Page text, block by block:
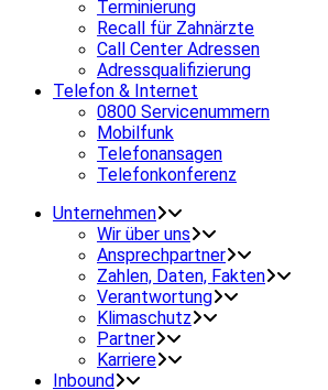
Terminierung
Recall für Zahnärzte
Call Center Adressen
Adressqualifizierung
Telefon & Internet
0800 Servicenummern
Mobilfunk
Telefonansagen
Telefonkonferenz
Unternehmen
Wir über uns
Ansprechpartner
Zahlen, Daten, Fakten
Verantwortung
Klimaschutz
Partner
Karriere
Inbound